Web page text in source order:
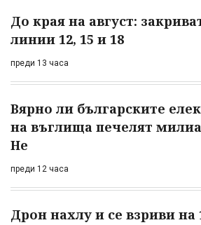
До края на август:
линии 12, 15 и 18
преди 13 часа
Вярно ли българските
на въглища печелят
Не
преди 12 часа
Дрон нахлу и се взриви на